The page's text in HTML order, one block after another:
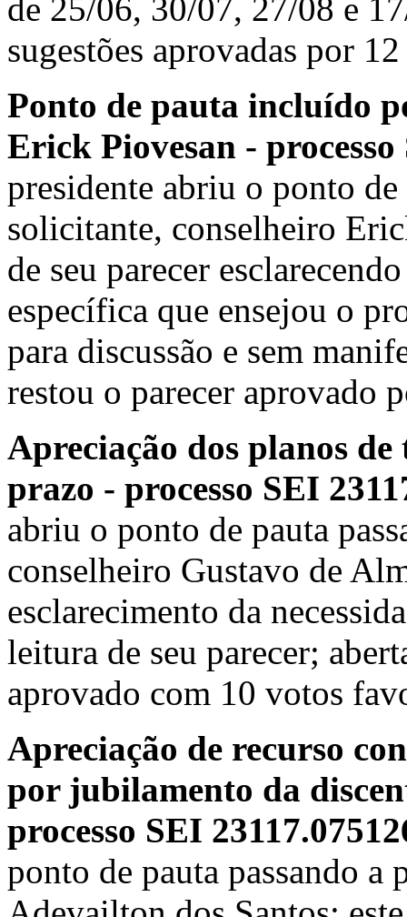
de 25/06, 30/07, 27/08 e
sugestões aprovadas por
Ponto de pauta incluído
Erick Piovesan -
presidente abriu o ponto de
solicitante, conselheiro
de seu parecer
específica que ensejou o
para discussão e sem
restou o parecer aprovado
Apreciação dos planos
prazo - processo SEI
abriu o ponto de pauta
conselheiro Gustavo de
esclarecimento da
leitura de seu parecer;
aprovado com 10 votos
Apreciação de recurso
por jubilamento da
processo SEI
ponto de pauta passando a